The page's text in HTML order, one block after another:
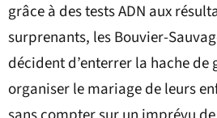
grâce à des tests ADN aux
surprenants, les Bouvier-
décident d’enterrer la hache de
organiser le mariage de leurs